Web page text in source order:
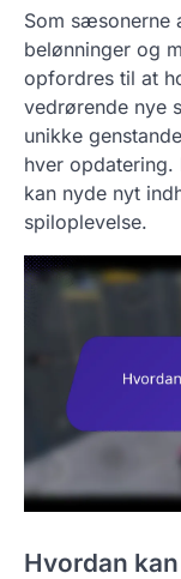
Som
belønninger og
opfordres til at
vedrørende nye
unikke
hver opdatering.
kan nyde nyt
spiloplevelse.
Hvordan